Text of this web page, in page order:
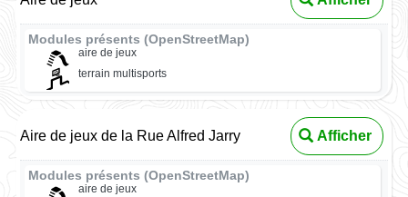
Modules présents (OpenStreetMap)
aire de jeux
terrain multisports
Aire de jeux de la Rue Alfred Jarry Afficher
Modules présents (OpenStreetMap)
aire de jeux